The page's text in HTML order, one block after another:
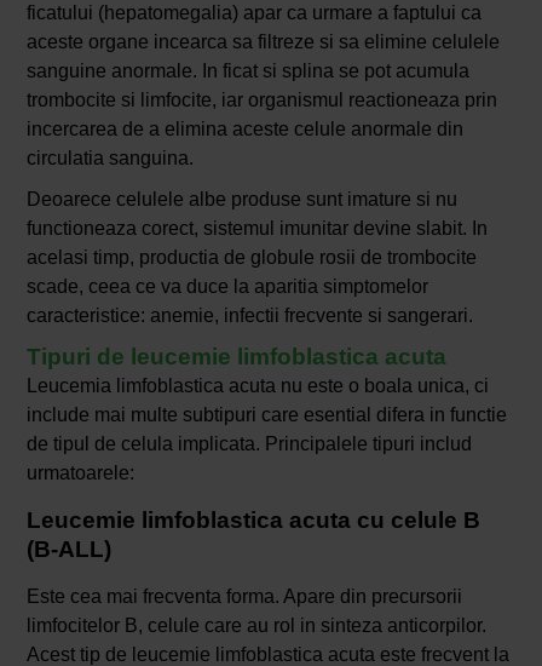
ficatului (hepatomegalia) apar ca urmare a faptului ca
aceste organe incearca sa filtreze si sa elimine celulele
sanguine anormale. In ficat si splina se pot acumula
trombocite si limfocite, iar organismul reactioneaza prin
incercarea de a elimina aceste celule anormale din
circulatia sanguina.
Deoarece celulele albe produse sunt imature si nu
functioneaza corect, sistemul imunitar devine slabit. In
acelasi timp, productia de globule rosii de trombocite
scade, ceea ce va duce la aparitia simptomelor
caracteristice: anemie, infectii frecvente si sangerari.
Tipuri de leucemie limfoblastica acuta
Leucemia limfoblastica acuta nu este o boala unica, ci
include mai multe subtipuri care esential difera in functie
de tipul de celula implicata. Principalele tipuri includ
urmatoarele:
Leucemie limfoblastica acuta cu celule B
(B-ALL)
Este cea mai frecventa forma. Apare din precursorii
limfocitelor B, celule care au rol in sinteza anticorpilor.
Acest tip de leucemie limfoblastica acuta este frecvent la